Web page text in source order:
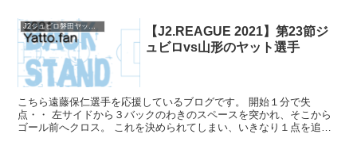
J2ジュビロ磐田ヤットファン2021
【J2.REAGUE 2021】第23節ジ
ュビロvs山形のヤット選手
こちら遠藤保仁選手を応援しているブログです。 開始１分で失
点・・ 左サイドから３バックのわきのスペースを突かれ、そこから
ゴール前へクロス。 これを決められてしまい、いきなり１点を追い